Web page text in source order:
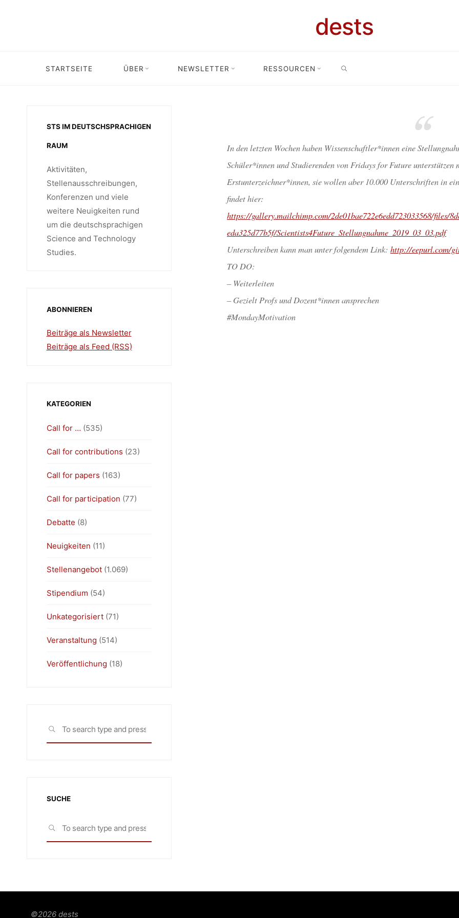
dests
STARTSEITE ÜBER NEWSLETTER RESSOURCEN
Unkategorisiert
dests 5. März 2019
Unkategorisiert Scientists4future sucht Unterstützer*innen
In den letzten Wochen haben Wissenschaftler*innen eine
Schüler*innen und Studierenden von Fridays for Future
Erstunterzeichner*innen, sie wollen aber 10.000 Unterschriften in
findet hier:
https://gallery.mailchimp.com/2de01bae722e6edd723033568/files/
eda325d77b5f/Scientists4Future_Stellungnahme_2019_03_03.pdf
Unterschreiben kann man unter folgendem Link: http://eepurl.com/
TO DO:
– Weiterleiten
– Gezielt Profs und Dozent*innen ansprechen
#MondayMotivation
STS IM DEUTSCHSPRACHIGEN
RAUM
Aktivitäten,
Stellenausschreibungen,
Konferenzen und viele
weitere Neuigkeiten rund
um die deutschsprachigen
Science and Technology
Studies.
ABONNIEREN
Beiträge als Newsletter
Beiträge als Feed (RSS)
KATEGORIEN
Call for … (535)
Call for contributions (23)
Call for papers (163)
Call for participation (77)
Debatte (8)
Neuigkeiten (11)
Stellenangebot(1.069)
Stipendium (54)
Unkategorisiert(71)
Veranstaltung (514)
Veröffentlichung (18)
SEARCH
SUCHE
SEARCH
©2026 dests